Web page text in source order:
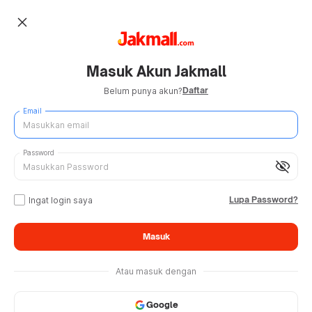
close
Masuk Akun Jakmall
Belum punya akun?Daftar
Email
visibility_off
Password
Ingat login saya Lupa Password?
Masuk
Atau masuk dengan
Google